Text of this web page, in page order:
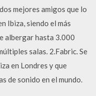
mejores amigos que lo
Ibiza, siendo el más
albergar hasta 3.000
salas. 2.Fabric. Se
en Londres y que
de sonido en el mundo.